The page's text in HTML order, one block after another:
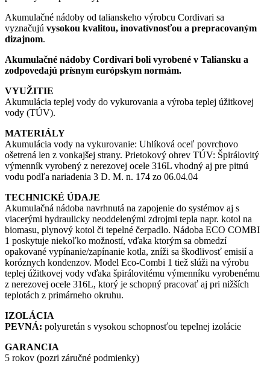
Akumulačné nádoby od talianskeho výrobcu Cordivari sa
vyznačujú vysokou kvalitou, inovatívnosťou a prepracovaným
dizajnom.
Akumulačné nádoby Cordivari boli vyrobené v Taliansku a
zodpovedajú prísnym európskym normám.
VYUŽITIE
Akumulácia teplej vody do vykurovania a výroba teplej úžitkovej
vody (TÚV).
MATERIÁLY
Akumulácia vody na vykurovanie: Uhlíková oceľ povrchovo
ošetrená len z vonkajšej strany. Prietokový ohrev TÚV: Špirálovitý
výmenník vyrobený z nerezovej ocele 316L vhodný aj pre pitnú
vodu podľa nariadenia 3 D. M. n. 174 zo 06.04.04
TECHNICKÉ ÚDAJE
Akumulačná nádoba navrhnutá na zapojenie do systémov aj s
viacerými hydraulicky neoddelenými zdrojmi tepla napr. kotol na
biomasu, plynový kotol či tepelné čerpadlo. Nádoba ECO COMBI
1 poskytuje niekoľko možností, vďaka ktorým sa obmedzí
opakované vypínanie/zapínanie kotla, zníži sa škodlivosť emisií a
koróznych kondenzov. Model Eco-Combi 1 tiež slúži na výrobu
teplej úžitkovej vody vďaka špirálovitému výmenníku vyrobenému
z nerezovej ocele 316L, ktorý je schopný pracovať aj pri nižších
teplotách z primárneho okruhu.
IZOLÁCIA
PEVNÁ: polyuretán s vysokou schopnosťou tepelnej izolácie
GARANCIA
5 rokov (pozri záručné podmienky)